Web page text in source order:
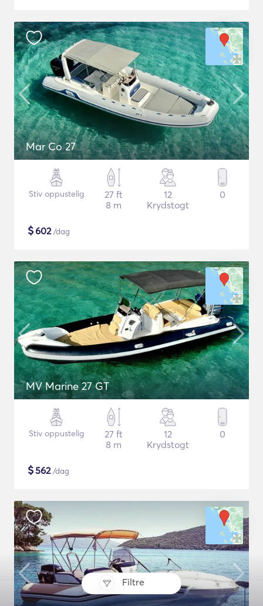
Filtre
Mar Co 27
Stiv oppustelig
27 ft
8 m
12
Krydstogt
0
$602/dag
MV Marine 27 GT
Stiv oppustelig
27 ft
8 m
12
Krydstogt
0
$562/dag